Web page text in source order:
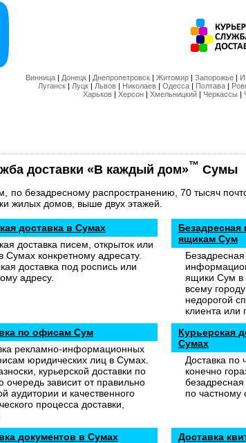
Винница | Донецк | Днепропетровск | Житомир | Запорожье |
Луганск| Луцк| Львов| Николаев| Одесса| Полтава|
Харьков | Херсон | Хмельницкий | Черкассы |
доставки «В каждый дом»™ Сумы
по безадресному распространению, 70 тысяч
жилых домов, выше двух этажей.
доставка в Сумах
доставка писем, открыток или
Сумах конкретному адресату.
доставка под роспись или
адресу.
Безадресная
ящикам Сум
ящики Сум в
всему
недорогой
клиента или
по офисам Сум
рекламно-информационных
юридических лиц в Сумах.
курьерской доставки по
зависит от правильно
аудитории и качественного
процесса доставки,
Курьерская
Сумах
Доставка по
конечно
по частному
документов в Сумах
Доставка